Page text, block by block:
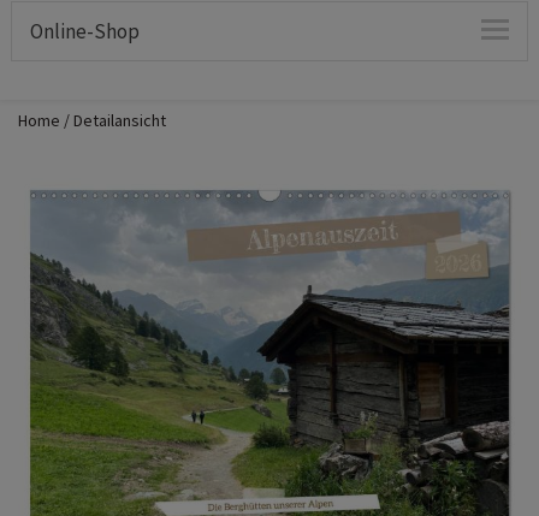
Online-Shop
Home Detailansicht